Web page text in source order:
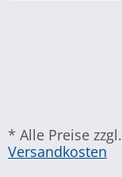
* Alle Preise
Versandkosten